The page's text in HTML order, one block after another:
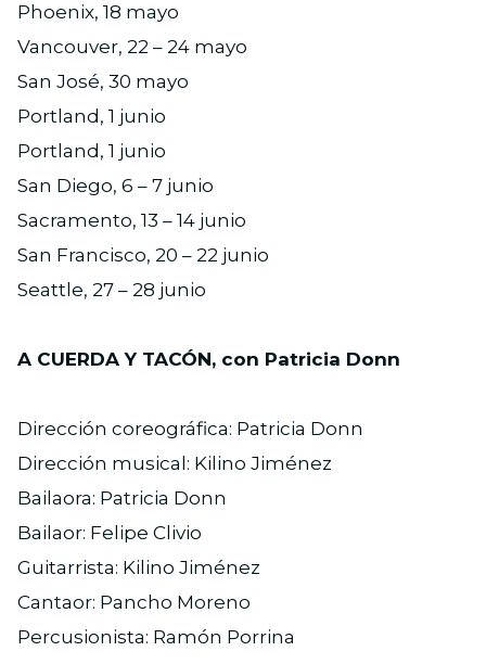
Phoenix, 18 mayo
Vancouver, 22 – 24 mayo
San José, 30 mayo
Portland, 1 junio
Portland, 1 junio
San Diego, 6 – 7 junio
Sacramento, 13 – 14 junio
San Francisco, 20 – 22 junio
Seattle, 27 – 28 junio
A CUERDA Y TACÓN, con Patricia Donn
Dirección coreográfica: Patricia Donn
Dirección musical: Kilino Jiménez
Bailaora: Patricia Donn
Bailaor: Felipe Clivio
Guitarrista: Kilino Jiménez
Cantaor: Pancho Moreno
Percusionista: Ramón Porrina